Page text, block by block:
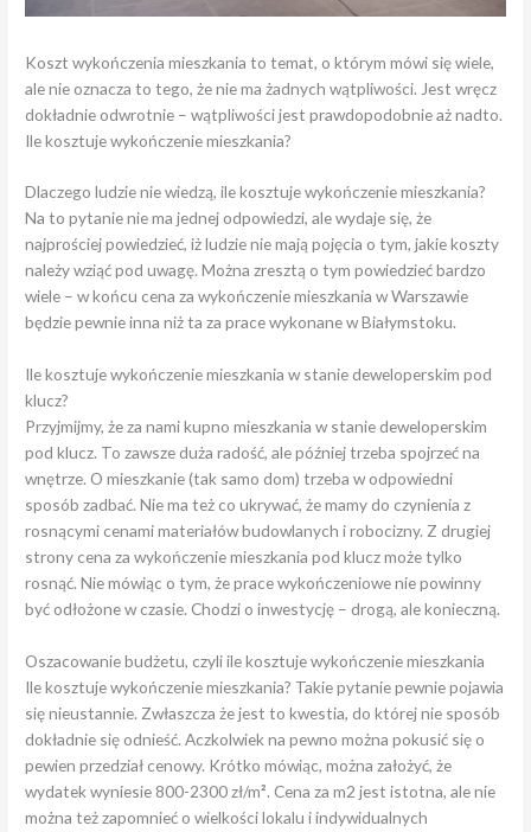
Koszt wykończenia mieszkania to temat, o którym mówi się wiele,
ale nie oznacza to tego, że nie ma żadnych wątpliwości. Jest wręcz
dokładnie odwrotnie – wątpliwości jest prawdopodobnie aż nadto.
Ile kosztuje wykończenie mieszkania?
Dlaczego ludzie nie wiedzą, ile kosztuje wykończenie mieszkania?
Na to pytanie nie ma jednej odpowiedzi, ale wydaje się, że
najprościej powiedzieć, iż ludzie nie mają pojęcia o tym, jakie koszty
należy wziąć pod uwagę. Można zresztą o tym powiedzieć bardzo
wiele – w końcu cena za wykończenie mieszkania w Warszawie
będzie pewnie inna niż ta za prace wykonane w Białymstoku.
Ile kosztuje wykończenie mieszkania w stanie deweloperskim pod
klucz?
Przyjmijmy, że za nami kupno mieszkania w stanie deweloperskim
pod klucz. To zawsze duża radość, ale później trzeba spojrzeć na
wnętrze. O mieszkanie (tak samo dom) trzeba w odpowiedni
sposób zadbać. Nie ma też co ukrywać, że mamy do czynienia z
rosnącymi cenami materiałów budowlanych i robocizny. Z drugiej
strony cena za wykończenie mieszkania pod klucz może tylko
rosnąć. Nie mówiąc o tym, że prace wykończeniowe nie powinny
być odłożone w czasie. Chodzi o inwestycję – drogą, ale konieczną.
Oszacowanie budżetu, czyli ile kosztuje wykończenie mieszkania
Ile kosztuje wykończenie mieszkania? Takie pytanie pewnie pojawia
się nieustannie. Zwłaszcza że jest to kwestia, do której nie sposób
dokładnie się odnieść. Aczkolwiek na pewno można pokusić się o
pewien przedział cenowy. Krótko mówiąc, można założyć, że
wydatek wyniesie 800-2300 zł/m². Cena za m2 jest istotna, ale nie
można też zapomnieć o wielkości lokalu i indywidualnych